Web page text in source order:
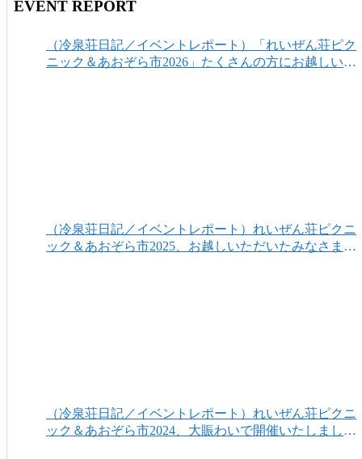
EVENT REPORT
（冷泉荘日記／イベントレポート）「れいぜん荘ピク
ニック＆あおぞら市2026」たくさんの方にお越しいた
（冷泉荘日記／イベントレポート）れいぜん荘ピクニ
ック＆あおぞら市2025、お越しいただいたみなさまあ
（冷泉荘日記／イベントレポート）れいぜん荘ピクニ
ック＆あおぞら市2024、大賑わいで開催いたしまし